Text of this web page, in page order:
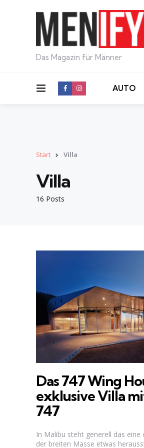
Das Magazin für Männer
Menu AUTO
Start Villa
16 Posts
Villa
Das 747 Wing
exklusive Villa
747
In Malibu steht generell das eine
der breiten Masse etwas